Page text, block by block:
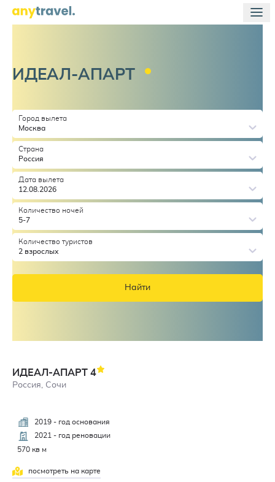
ИДЕАЛ-АПАРТ
Город вылета
Москва
Страна
Россия
Дата вылета
12.08.2026
Количество ночей
5-7
Количество туристов
2 взрослых
Найти
ИДЕАЛ-АПАРТ 4
Россия, Сочи
2019 - год основания
2021 - год реновации
570 кв м
посмотреть на карте